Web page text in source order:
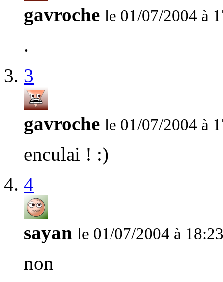
gavroche le 01/07/2004 à
.
3
gavroche le 01/07/2004 à
enculai ! :)
4
sayan le 01/07/2004 à 18:23
non